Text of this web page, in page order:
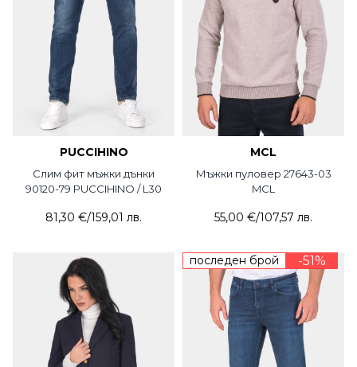
PUCCIHINO
Слим фит мъжки дънки
90120-79 PUCCIHINO / L30
81,30 €/159,01 лв.
MCL
Мъжки пуловер 27643-03
MCL
55,00 €/107,57 лв.
последен брой -51%